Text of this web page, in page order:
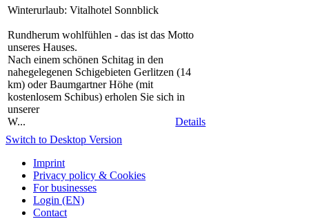
Winterurlaub: Vitalhotel Sonnblick
Rundherum wohlfühlen - das ist das Motto
unseres Hauses.
Nach einem schönen Schitag in den
nahegelegenen Schigebieten Gerlitzen (14
km) oder Baumgartner Höhe (mit
kostenlosem Schibus) erholen Sie sich in
unserer
W...
Details
Switch to Desktop Version
Imprint
Privacy policy & Cookies
For businesses
Login (EN)
Contact